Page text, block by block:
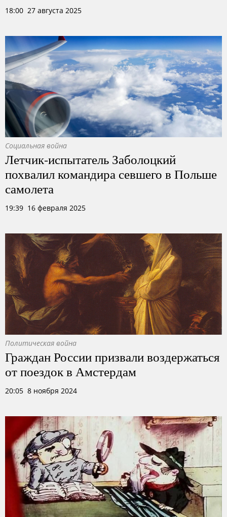
18:00 27 августа 2025
Социальная война
Летчик-испытатель Заболоцкий
похвалил командира севшего в Польше
самолета
19:39 16 февраля 2025
Политическая война
Граждан России призвали воздержаться
от поездок в Амстердам
20:05 8 ноября 2024